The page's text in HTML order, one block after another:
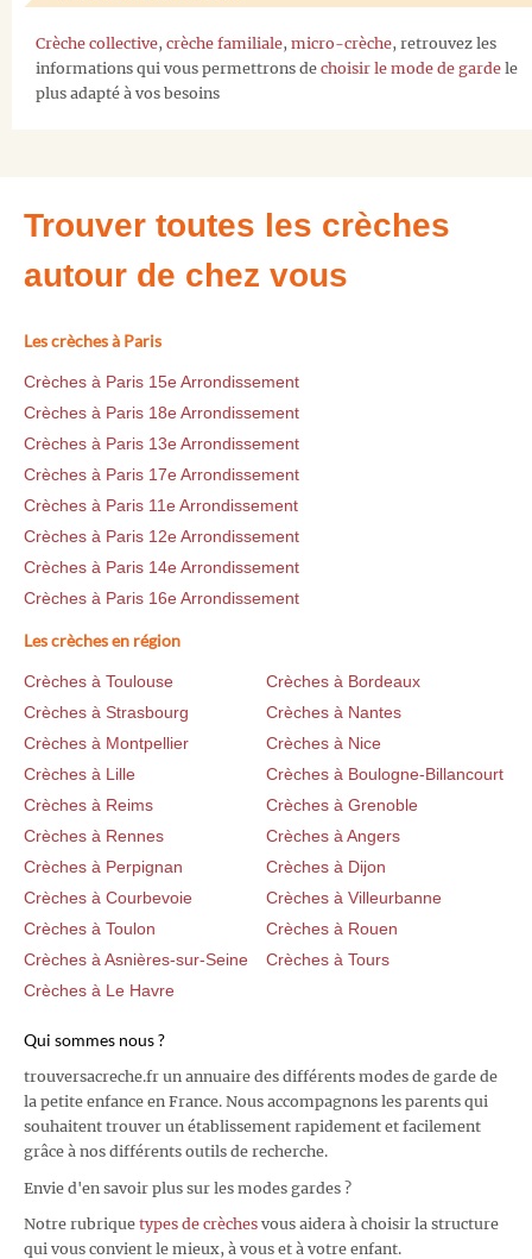
Crèche collective, crèche familiale, micro-crèche, retrouvez les
informations qui vous permettrons de choisir le mode de garde le
plus adapté à vos besoins
Trouver toutes les crèches
autour de chez vous
Les crèches à Paris
Crèches à Paris 15e Arrondissement
Crèches à Paris 18e Arrondissement
Crèches à Paris 13e Arrondissement
Crèches à Paris 17e Arrondissement
Crèches à Paris 11e Arrondissement
Crèches à Paris 12e Arrondissement
Crèches à Paris 14e Arrondissement
Crèches à Paris 16e Arrondissement
Les crèches en région
Crèches à Toulouse
Crèches à Bordeaux
Crèches à Strasbourg
Crèches à Nantes
Crèches à Montpellier
Crèches à Nice
Crèches à Lille
Crèches à Boulogne-Billancourt
Crèches à Reims
Crèches à Grenoble
Crèches à Rennes
Crèches à Angers
Crèches à Perpignan
Crèches à Dijon
Crèches à Courbevoie
Crèches à Villeurbanne
Crèches à Toulon
Crèches à Rouen
Crèches à Asnières-sur-Seine
Crèches à Tours
Crèches à Le Havre
Qui sommes nous ?
trouversacreche.fr un annuaire des différents modes de garde de
la petite enfance en France. Nous accompagnons les parents qui
souhaitent trouver un établissement rapidement et facilement
grâce à nos différents outils de recherche.
Envie d'en savoir plus sur les modes gardes ?
Notre rubrique types de crèches vous aidera à choisir la structure
qui vous convient le mieux, à vous et à votre enfant.